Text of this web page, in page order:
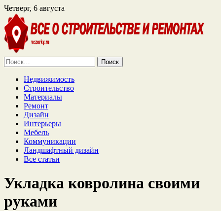
Четверг, 6 августа
Найти:
Недвижимость
Строительство
Материалы
Ремонт
Дизайн
Интерьеры
Мебель
Коммуникации
Ландшафтный дизайн
Все статьи
Укладка ковролина своими
руками